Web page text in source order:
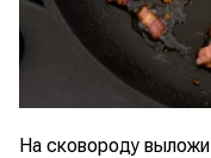
На сковороду